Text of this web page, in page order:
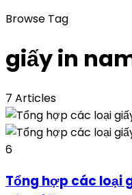
Browse Tag
giấy in
7 Articles
6
Tổng hợp các loại